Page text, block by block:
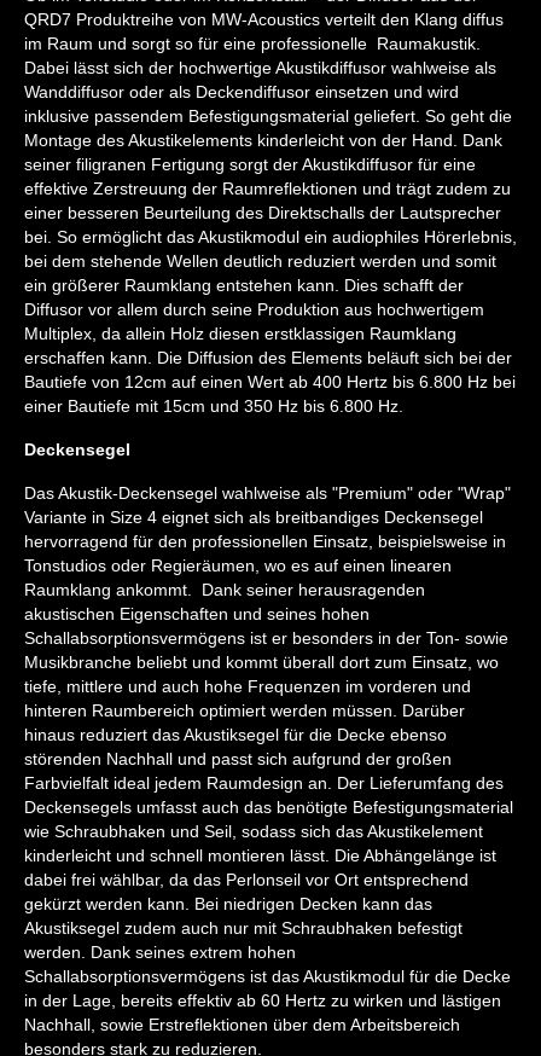
QRD7 Produktreihe von MW-Acoustics verteilt den Klang diffus
im Raum und sorgt so für eine professionelle Raumakustik.
Dabei lässt sich der hochwertige Akustikdiffusor wahlweise als
Wanddiffusor oder als Deckendiffusor einsetzen und wird
inklusive passendem Befestigungsmaterial geliefert. So geht die
Montage des Akustikelements kinderleicht von der Hand. Dank
seiner filigranen Fertigung sorgt der Akustikdiffusor für eine
effektive Zerstreuung der Raumreflektionen und trägt zudem zu
einer besseren Beurteilung des Direktschalls der Lautsprecher
bei. So ermöglicht das Akustikmodul ein audiophiles Hörerlebnis,
bei dem stehende Wellen deutlich reduziert werden und somit
ein größerer Raumklang entstehen kann. Dies schafft der
Diffusor vor allem durch seine Produktion aus hochwertigem
Multiplex, da allein Holz diesen erstklassigen Raumklang
erschaffen kann. Die Diffusion des Elements beläuft sich bei der
Bautiefe von 12cm auf einen Wert ab 400 Hertz bis 6.800 Hz bei
einer Bautiefe mit 15cm und 350 Hz bis 6.800 Hz.
Deckensegel
Das Akustik-Deckensegel wahlweise als "Premium" oder "Wrap"
Variante in Size 4 eignet sich als breitbandiges Deckensegel
hervorragend für den professionellen Einsatz, beispielsweise in
Tonstudios oder Regieräumen, wo es auf einen linearen
Raumklang ankommt. Dank seiner herausragenden
akustischen Eigenschaften und seines hohen
Schallabsorptionsvermögens ist er besonders in der Ton- sowie
Musikbranche beliebt und kommt überall dort zum Einsatz, wo
tiefe, mittlere und auch hohe Frequenzen im vorderen und
hinteren Raumbereich optimiert werden müssen. Darüber
hinaus reduziert das Akustiksegel für die Decke ebenso
störenden Nachhall und passt sich aufgrund der großen
Farbvielfalt ideal jedem Raumdesign an. Der Lieferumfang des
Deckensegels umfasst auch das benötigte Befestigungsmaterial
wie Schraubhaken und Seil, sodass sich das Akustikelement
kinderleicht und schnell montieren lässt. Die Abhängelänge ist
dabei frei wählbar, da das Perlonseil vor Ort entsprechend
gekürzt werden kann. Bei niedrigen Decken kann das
Akustiksegel zudem auch nur mit Schraubhaken befestigt
werden. Dank seines extrem hohen
Schallabsorptionsvermögens ist das Akustikmodul für die Decke
in der Lage, bereits effektiv ab 60 Hertz zu wirken und lästigen
Nachhall, sowie Erstreflektionen über dem Arbeitsbereich
besonders stark zu reduzieren.